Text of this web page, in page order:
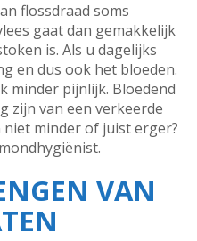
flossdraad soms
gaat dan gemakkelijk
is. Als u dagelijks
en dus ook het bloeden.
minder pijnlijk. Bloedend
zijn van een verkeerde
minder of juist erger?
VAN